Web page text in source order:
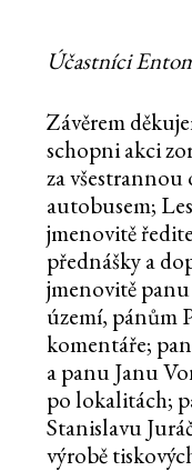
Účastníci
Závěrem
schopni akci
za
autobusem;
jmenovitě
přednášky a
jmenovitě
území, pánům
komentáře;
a panu Janu
po lokalitách;
Stanislavu
výrobě